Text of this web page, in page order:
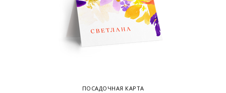
ПОСАДОЧНАЯ КАРТА